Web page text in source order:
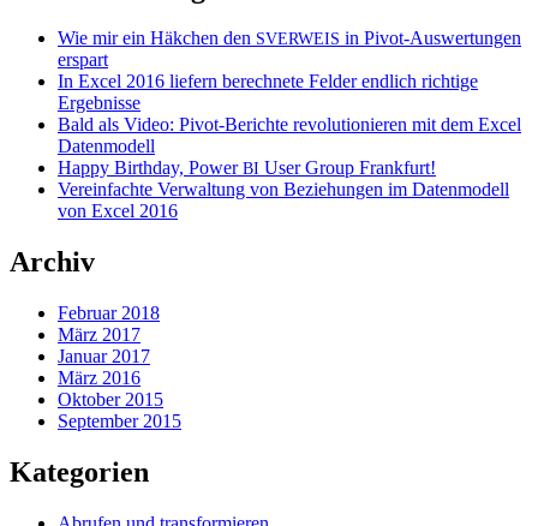
Wie mir ein Häkchen den SVERWEIS in Pivot-Auswertungen
erspart
In Excel 2016 liefern berechnete Felder endlich richtige
Ergebnisse
Bald als Video: Pivot-Berichte revolutionieren mit dem Excel
Datenmodell
Happy Birthday, PowerBI User Group Frankfurt!
Vereinfachte Verwaltung von Beziehungen im Datenmodell
von Excel 2016
Archiv
Februar 2018
März 2017
Januar 2017
März 2016
Oktober 2015
September 2015
Kategorien